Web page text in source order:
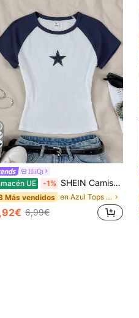
HiiQt
UE -1% SHEIN Camiseta de cuello redondo para niña preadolescente, cómoda y casual, con diseño de parches y estampado de estrellas en contraste
Más vendidos en Azul Tops para niñas preadolescentes
6,99€